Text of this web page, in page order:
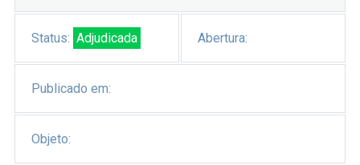
Status: Adjudicada Abertura:
Publicado em:
Objeto: